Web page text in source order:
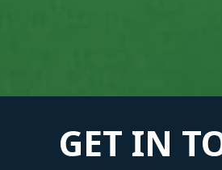
GET IN